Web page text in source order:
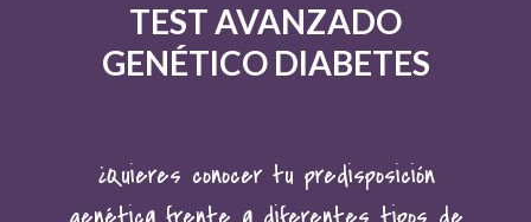
TEST AVANZADO
GENÉTICO DIABETES
¿Quieres conocer tu predisposición